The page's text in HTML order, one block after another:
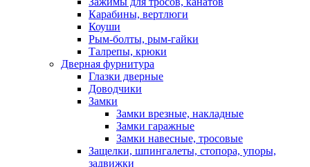
Карабины, вертлюги
Коуши
Рым-болты, рым-гайки
Талрепы, крюки
Дверная фурнитура
Глазки дверные
Доводчики
Замки
Замки врезные, накладные
Замки гаражные
Замки навесные, тросовые
Защелки, шпингалеты, стопора, упоры,
задвижки